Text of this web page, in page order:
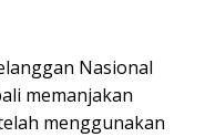
Nasional
memanjakan
menggunakan